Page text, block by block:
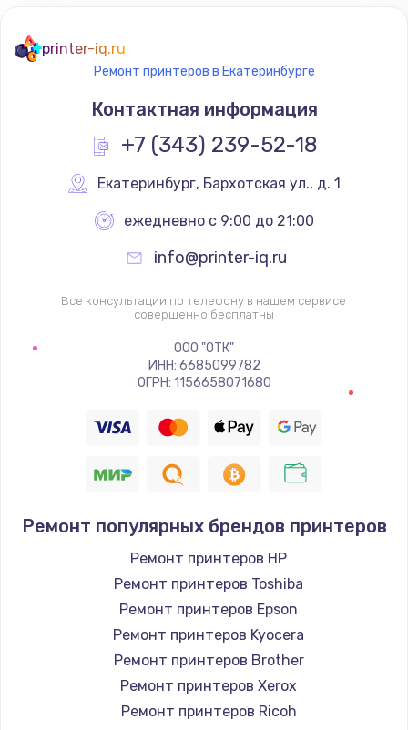
printer-iq.ru
Ремонт принтеров в Екатеринбурге
Контактная информация
+7 (343) 239-52-18
Екатеринбург, Бархотская ул., д. 1
ежедневно с 9:00 до 21:00
info@printer-iq.ru
Все консультации по телефону в нашем сервисе
совершенно бесплатны
ООО "ОТК"
ИНН: 6685099782
ОГРН: 1156658071680
Ремонт популярных брендов принтеров
Ремонт принтеров HP
Ремонт принтеров Toshiba
Ремонт принтеров Epson
Ремонт принтеров Kyocera
Ремонт принтеров Brother
Ремонт принтеров Xerox
Ремонт принтеров Ricoh